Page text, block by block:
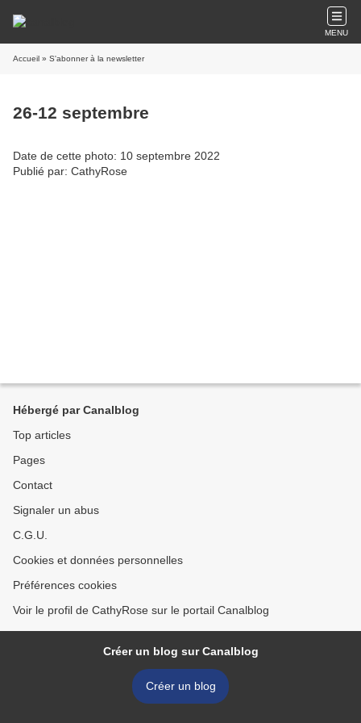
MENU
Accueil » S'abonner à la newsletter
26-12 septembre
Date de cette photo: 10 septembre 2022
Publié par: CathyRose
Hébergé par Canalblog
Top articles
Pages
Contact
Signaler un abus
C.G.U.
Cookies et données personnelles
Préférences cookies
Voir le profil de CathyRose sur le portail Canalblog
Créer un blog sur Canalblog
Créer un blog